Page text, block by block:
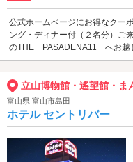
公式ホームページにお得なクー
ング・ディナー付（２名分）ご
のTHE PASADENA11 へお越
立山博物館・遙望館・
富山県 富山市島田
ホテル セントリバー